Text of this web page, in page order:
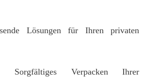
Lösungen für Ihren privaten
Sorgfältiges Verpacken Ihrer